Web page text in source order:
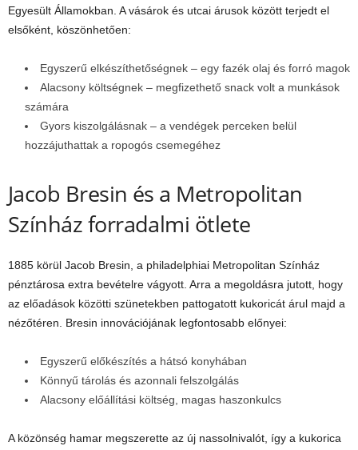
Egyesült Államokban. A vásárok és utcai árusok között terjedt el
elsőként, köszönhetően:
Egyszerű elkészíthetőségnek – egy fazék olaj és forró magok
Alacsony költségnek – megfizethető snack volt a munkások
számára
Gyors kiszolgálásnak – a vendégek perceken belül
hozzájuthattak a ropogós csemegéhez
Jacob Bresin és a Metropolitan
Színház forradalmi ötlete
1885 körül Jacob Bresin, a philadelphiai Metropolitan Színház
pénztárosa extra bevételre vágyott. Arra a megoldásra jutott, hogy
az előadások közötti szünetekben pattogatott kukoricát árul majd a
nézőtéren. Bresin innovációjának legfontosabb előnyei:
Egyszerű előkészítés a hátsó konyhában
Könnyű tárolás és azonnali felszolgálás
Alacsony előállítási költség, magas haszonkulcs
A közönség hamar megszerette az új nassolnivalót, így a kukorica